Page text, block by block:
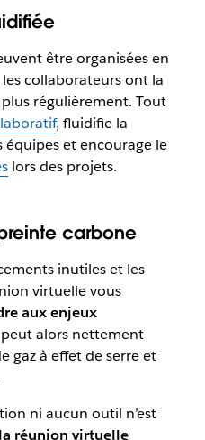
être organisées en
collaborateurs ont la
régulièrement. Tout
, fluidifie la
et encourage le
lors des projets.
carbone
inutiles et les
virtuelle vous
aux enjeux
peut alors nettement
gaz à effet de serre et
ni aucun outil n’est
la réunion virtuelle